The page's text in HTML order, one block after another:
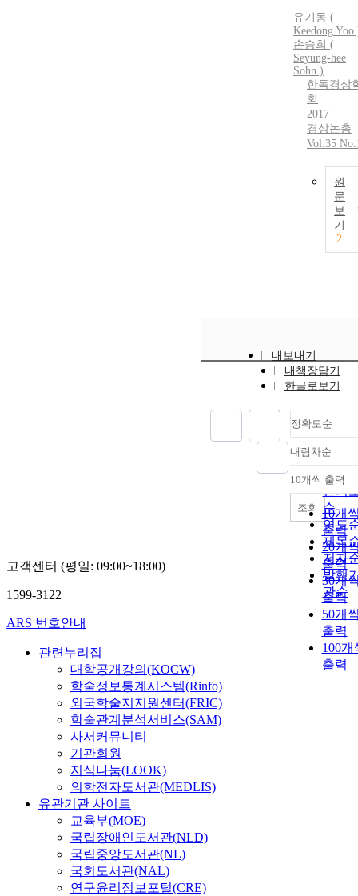
유기동 (
Keedong Yoo
손승희 (
Seyung-hee
Sohn )
한독경상
회
2017
경상논총
Vol.35
원
문
보
기
2
내보내기
내책장담기
한글로보기
정확도순
정확
순
인기
순
연도
제목
저자
발행
관순
내림차순
내림
10개씩 출력
10개
출력
20개
출력
30개
출력
50개
출력
100개
출력
조회
고객센터 (평일: 09:00~18:00)
1599-3122
ARS 번호안내
관련누리집
대학공개강의(KOCW)
학술정보통계시스템(Rinfo)
외국학술지지원센터(FRIC)
학술관계분석서비스(SAM)
사서커뮤니티
기관회원
지식나눔(LOOK)
의학전자도서관(MEDLIS)
유관기관 사이트
교육부(MOE)
국립장애인도서관(NLD)
국립중앙도서관(NL)
국회도서관(NAL)
연구윤리정보포털(CRE)